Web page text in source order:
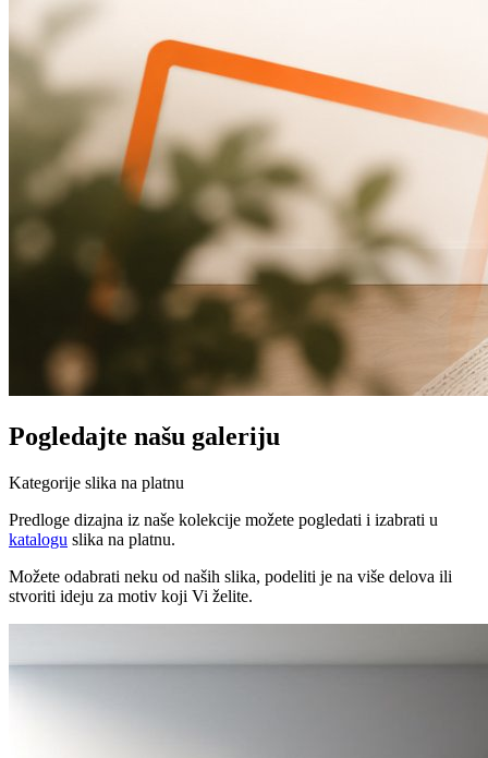
Pogledajte našu galeriju
Kategorije slika na platnu
Predloge dizajna iz naše kolekcije možete pogledati i izabrati u
katalogu slika na platnu.
Možete odabrati neku od naših slika, podeliti je na više delova ili
stvoriti ideju za motiv koji Vi želite.